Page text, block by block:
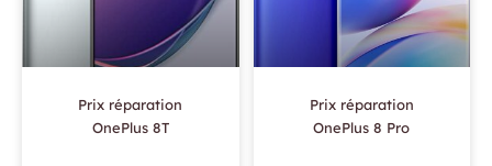
Prix réparation
OnePlus 8T
Prix réparation
OnePlus 8 Pro